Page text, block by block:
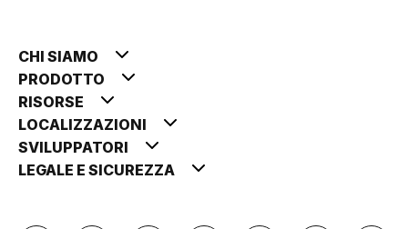
CHI SIAMO
PRODOTTO
RISORSE
LOCALIZZAZIONI
SVILUPPATORI
LEGALE E SICUREZZA